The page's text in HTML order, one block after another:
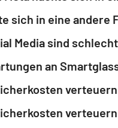
sich in eine andere
an